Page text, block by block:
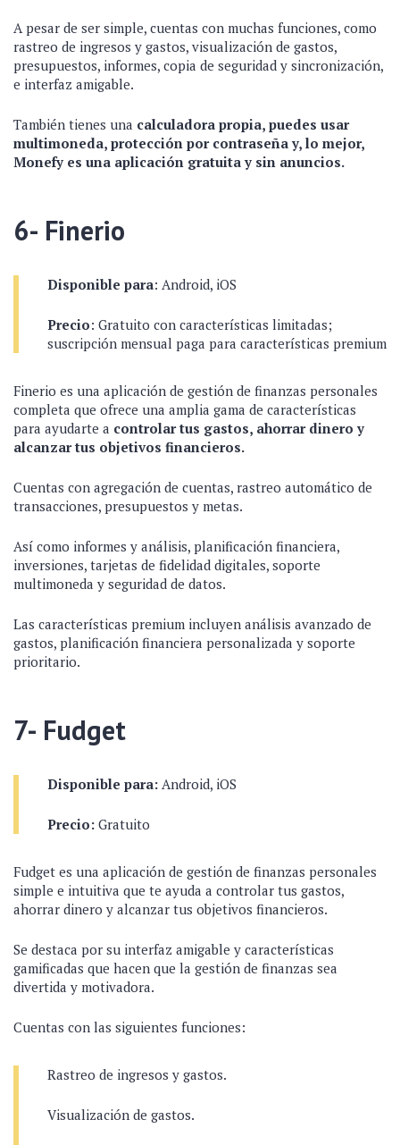
A pesar de ser simple, cuentas con muchas funciones, como
rastreo de ingresos y gastos, visualización de gastos,
presupuestos, informes, copia de seguridad y sincronización,
e interfaz amigable.
También tienes una calculadora propia, puedes usar
multimoneda, protección por contraseña y, lo mejor,
Monefy es una aplicación gratuita y sin anuncios.
6- Finerio
Disponible para: Android, iOS
Precio: Gratuito con características limitadas;
suscripción mensual paga para características premium
Finerio es una aplicación de gestión de finanzas personales
completa que ofrece una amplia gama de características
para ayudarte a controlar tus gastos, ahorrar dinero y
alcanzar tus objetivos financieros.
Cuentas con agregación de cuentas, rastreo automático de
transacciones, presupuestos y metas.
Así como informes y análisis, planificación financiera,
inversiones, tarjetas de fidelidad digitales, soporte
multimoneda y seguridad de datos.
Las características premium incluyen análisis avanzado de
gastos, planificación financiera personalizada y soporte
prioritario.
7- Fudget
Disponible para: Android, iOS
Precio: Gratuito
Fudget es una aplicación de gestión de finanzas personales
simple e intuitiva que te ayuda a controlar tus gastos,
ahorrar dinero y alcanzar tus objetivos financieros.
Se destaca por su interfaz amigable y características
gamificadas que hacen que la gestión de finanzas sea
divertida y motivadora.
Cuentas con las siguientes funciones:
Rastreo de ingresos y gastos.
Visualización de gastos.